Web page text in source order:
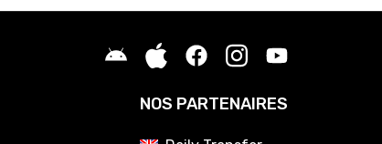
NOS PARTENAIRES